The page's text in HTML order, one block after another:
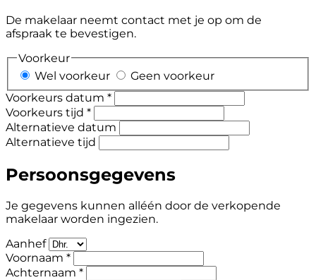
De makelaar neemt contact met je op om de
afspraak te bevestigen.
Voorkeur
Wel voorkeur
Geen voorkeur
Voorkeurs datum *
Voorkeurs tijd *
Alternatieve datum
Alternatieve tijd
Persoonsgegevens
Je gegevens kunnen alléén door de verkopende
makelaar worden ingezien.
Aanhef
Voornaam *
Achternaam *